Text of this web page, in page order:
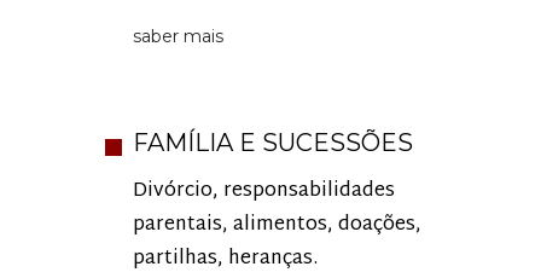
saber mais
FAMÍLIA E SUCESSÕES
Divórcio, responsabilidades
parentais, alimentos, doações,
partilhas, heranças.